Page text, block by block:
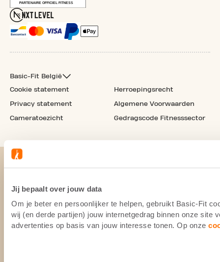
Jij bepaalt over jouw data
Om je beter en persoonlijker te helpen, gebruikt Basic-Fit
wij (en derde partijen) jouw internetgedrag binnen onze site
advertenties op basis van jouw interesse tonen. Op onze
Basic-Fit België
Cookie statement
Privacy statement
Cameratoezicht
Herroepingsrecht
Algemene Voorwaarden
Gedragscode Fitnesssector